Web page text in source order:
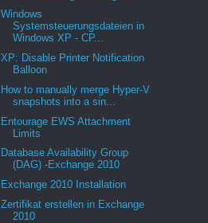
Windows
Systemsteuerungsdateien in
Windows XP - CP...
XP: Disable Printer Notification
Balloon
How to manually merge Hyper-V
snapshots into a sin...
Entourage EWS Attachment
Limits
Database Availability Group
(DAG) -Exchange 2010
Exchange 2010 Installation
Zertifikat erstellen in Exchange
2010